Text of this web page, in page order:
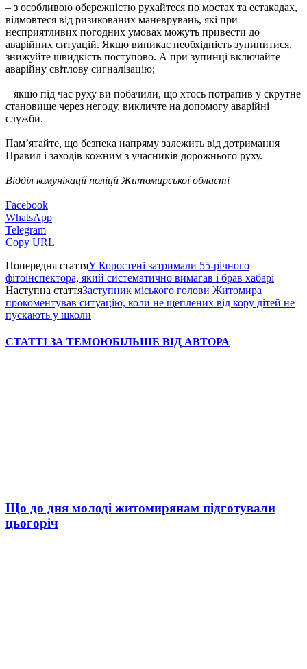
– з особливою обережністю рухайтеся по мостах та естакадах,
відмовтеся від ризикованих маневрувань, які при
несприятливих погодних умовах можуть привести до
аварійних ситуацій. Якщо виникає необхідність зупинитися,
знижуйте швидкість поступово. А при зупинці включайте
аварійну світлову сигналізацію;
– якщо під час руху ви побачили, що хтось потрапив у скрутне
становище через негоду, викличте на допомогу аварійні
служби.
Пам’ятайте, що безпека напряму залежить від дотримання
Правил і заходів кожним з учасників дорожнього руху.
Відділ комунікації поліції Житомирської області
Facebook
WhatsApp
Telegram
Copy URL
Попередня статтяУ Коростені затримали 55-річного
фітоінспектора, який систематично вимагав і брав хабарі
Наступна статтяЗаступник міського голови Житомира
прокоментував ситуацію, коли не щеплених від кору дітей не
пускають у школи
СТАТТІ ЗА ТЕМОЮБІЛЬШЕ ВІД АВТОРА
Що до дня молоді житомирянам підготували
цьогоріч